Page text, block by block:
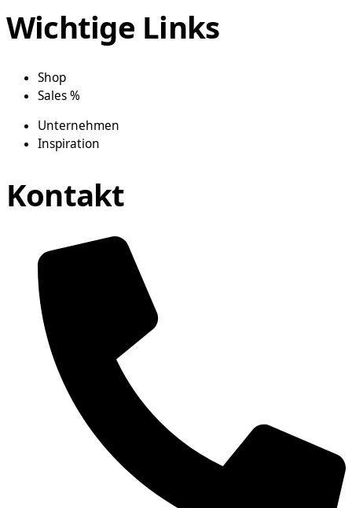
Wichtige Links
Shop
Sales %
Unternehmen
Inspiration
Kontakt